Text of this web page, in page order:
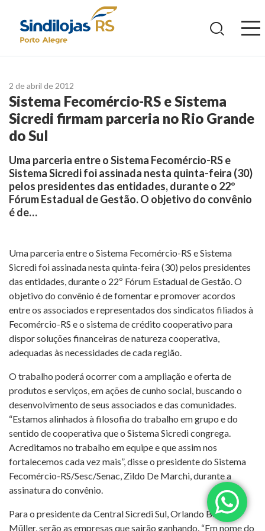
2 de abril de 2012
Sistema Fecomércio-RS e Sistema
Sicredi firmam parceria no Rio Grande
do Sul
Uma parceria entre o Sistema Fecomércio-RS e
Sistema Sicredi foi assinada nesta quinta-feira (30)
pelos presidentes das entidades, durante o 22º
Fórum Estadual de Gestão. O objetivo do convênio
é de…
Uma parceria entre o Sistema Fecomércio-RS e Sistema
Sicredi foi assinada nesta quinta-feira (30) pelos presidentes
das entidades, durante o 22º Fórum Estadual de Gestão. O
objetivo do convênio é de fomentar e promover acordos
entre os associados e representados dos sindicatos filiados à
Fecomércio-RS e o sistema de crédito cooperativo para
dispor soluções financeiras de natureza cooperativa,
adequadas às necessidades de cada região.
O trabalho poderá ocorrer com a ampliação e oferta de
produtos e serviços, em ações de cunho social, buscando o
desenvolvimento de seus associados e das comunidades.
“Estamos alinhados à filosofia do trabalho em grupo e do
sentido de cooperativa que o Sistema Sicredi congrega.
Acreditamos no trabalho em equipe e que assim nos
fortalecemos cada vez mais”, disse o presidente do Sistema
Fecomércio-RS/Sesc/Senac, Zildo De Marchi, durante a
assinatura do convênio.
Para o presidente da Central Sicredi Sul, Orlando Borges
Müller, serão as empresas que sairão ganhando. “Em nome do